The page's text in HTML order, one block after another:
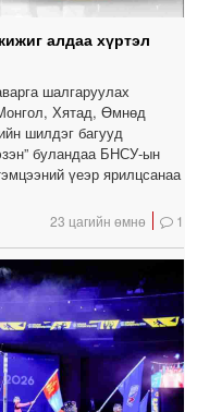
алдаа хүртэл
шалгаруулах
Хятад, Өмнөд
шилдэг багууд
буландаа БНСУ-ын
үеэр ярилцсанаа
23 цагийн өмнө 1